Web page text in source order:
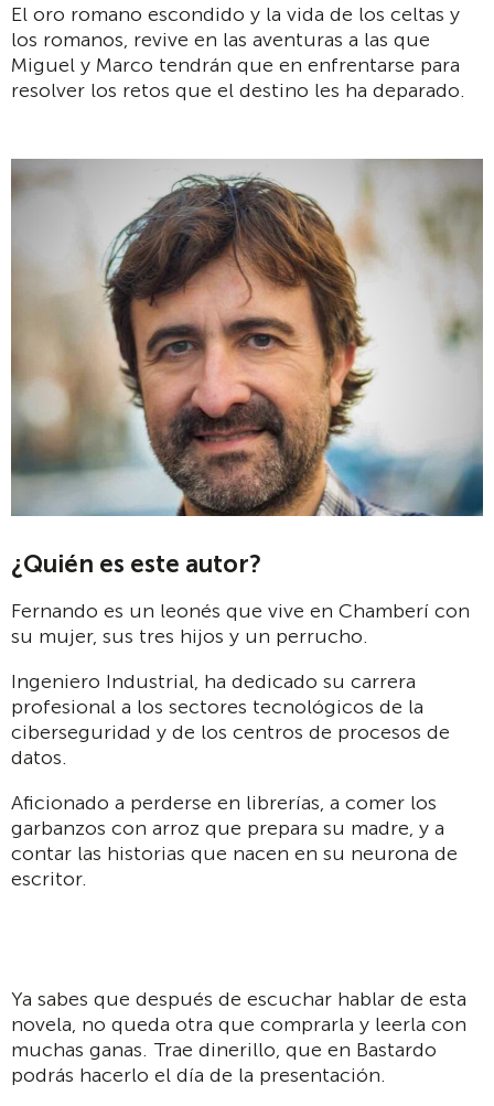
El oro romano escondido y la vida de los celtas y
los romanos, revive en las aventuras a las que
Miguel y Marco tendrán que en enfrentarse para
resolver los retos que el destino les ha deparado.
¿Quién es este autor?
Fernando es un leonés que vive en Chamberí con
su mujer, sus tres hijos y un perrucho.
Ingeniero Industrial, ha dedicado su carrera
profesional a los sectores tecnológicos de la
ciberseguridad y de los centros de procesos de
datos.
Aficionado a perderse en librerías, a comer los
garbanzos con arroz que prepara su madre, y a
contar las historias que nacen en su neurona de
escritor.
Ya sabes que después de escuchar hablar de esta
novela, no queda otra que comprarla y leerla con
muchas ganas. Trae dinerillo, que en Bastardo
podrás hacerlo el día de la presentación.